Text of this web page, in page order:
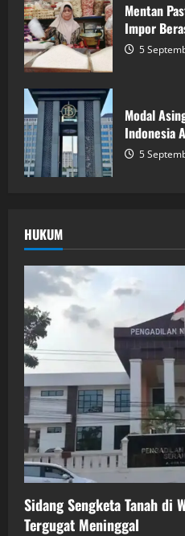
Mentan
Impor
5
Modal
Indonesia
5
HUKUM
Sidang Sengketa Tanah di
Tergugat Meninggal